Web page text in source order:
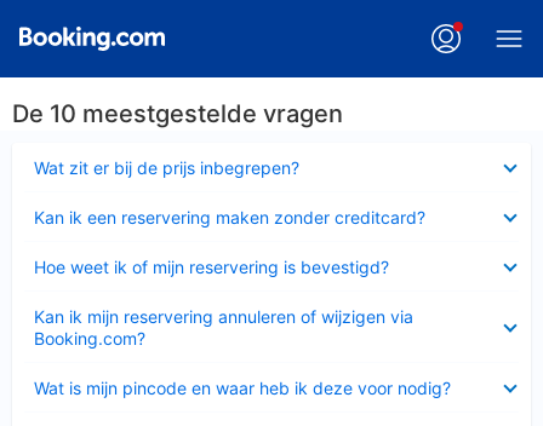
De 10 meestgestelde vragen
Wat zit er bij de prijs inbegrepen?
Kan ik een reservering maken zonder creditcard?
Hoe weet ik of mijn reservering is bevestigd?
Kan ik mijn reservering annuleren of wijzigen via
Booking.com?
Wat is mijn pincode en waar heb ik deze voor nodig?